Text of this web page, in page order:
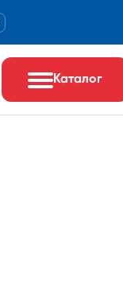
Каталог